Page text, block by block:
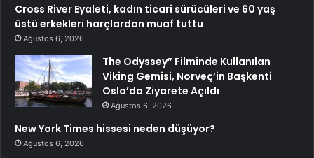
Cross River Eyaleti, kadın ticari sürücüleri ve 60 yaş
üstü erkekleri harçlardan muaf tuttu
Ağustos 6, 2026
The Odyssey” Filminde Kullanılan
Viking Gemisi, Norveç’in Başkenti
Oslo’da Ziyarete Açıldı
Ağustos 6, 2026
New York Times hissesi neden düşüyor?
Ağustos 6, 2026